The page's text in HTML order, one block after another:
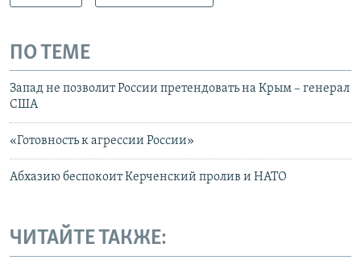
ПО ТЕМЕ
Запад не позволит России претендовать на Крым – генерал
США
«Готовность к агрессии России»
Абхазию беспокоит Керченский пролив и НАТО
ЧИТАЙТЕ ТАКЖЕ: